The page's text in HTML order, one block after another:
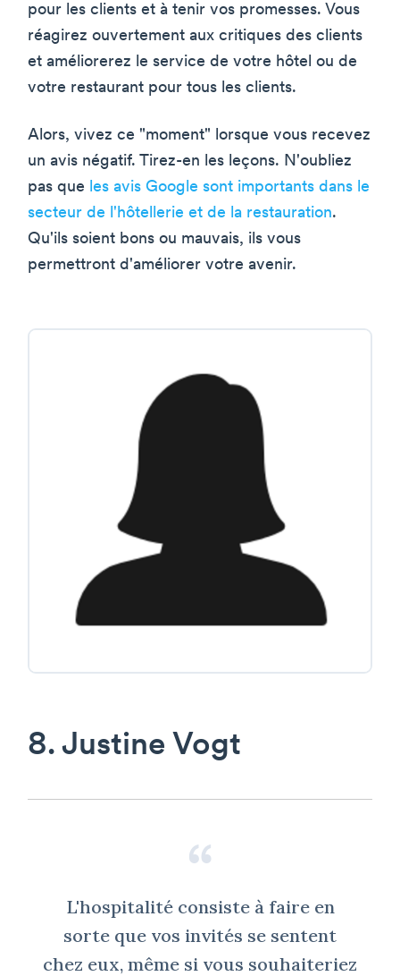
pour les clients et à tenir vos promesses. Vous
réagirez ouvertement aux critiques des clients
et améliorerez le service de votre hôtel ou de
votre restaurant pour tous les clients.
Alors, vivez ce "moment" lorsque vous recevez
un avis négatif. Tirez-en les leçons. N'oubliez
pas que les avis Google sont importants dans le
secteur de l'hôtellerie et de la restauration.
Qu'ils soient bons ou mauvais, ils vous
permettront d'améliorer votre avenir.
8. Justine Vogt
L'hospitalité consiste à faire en
sorte que vos invités se sentent
chez eux, même si vous souhaiteriez